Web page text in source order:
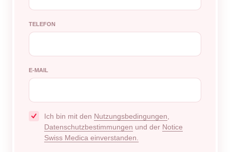
TELEFON
E-MAIL
Ich bin mit den Nutzungsbedingungen
Datenschutzbestimmungen und der Notice
Swiss Medica einverstanden.